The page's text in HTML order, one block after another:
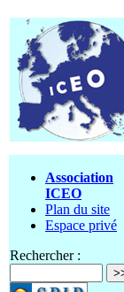
Association
ICEO
Plan du site
Espace privé
Rechercher :